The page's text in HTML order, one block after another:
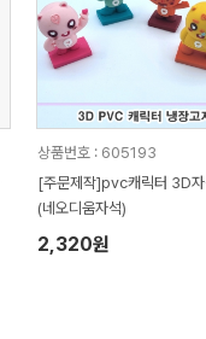
상품번호 : 605193
[주문제작]pvc캐릭터 3D
(네오디움자석)
2,320원